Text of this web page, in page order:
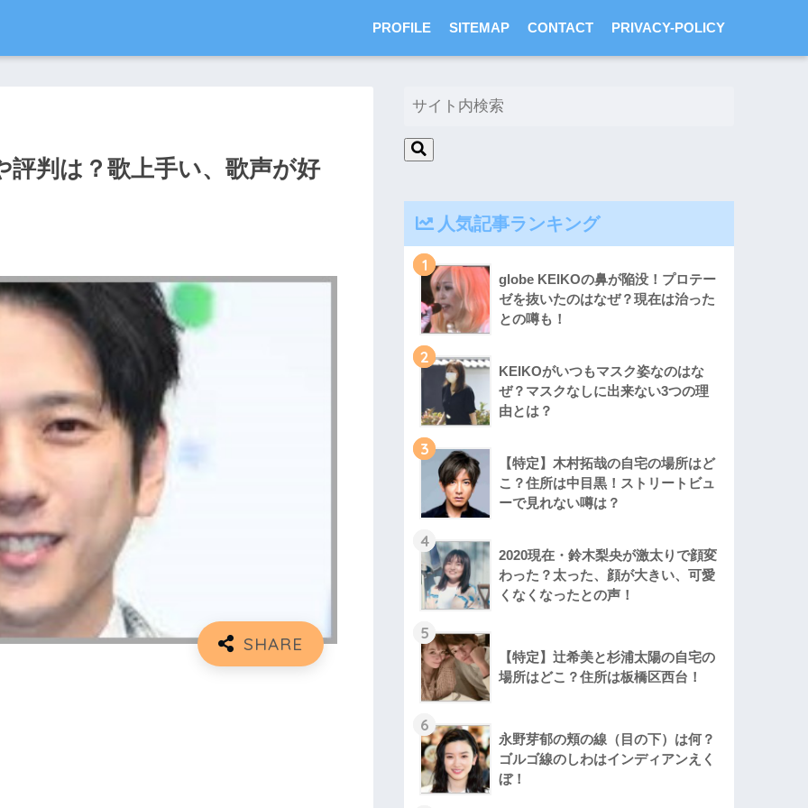
PROFILE SITEMAP CONTACT PRIVACY-POLICY
評判は？歌上手い、歌声が好
人気記事ランキング
1
globe KEIKOの鼻が陥没！プロテー
ゼを抜いたのはなぜ？現在は治った
との噂も！
2
KEIKOがいつもマスク姿なのはな
ぜ？マスクなしに出来ない3つの理
由とは？
3
【特定】木村拓哉の自宅の場所はど
こ？住所は中目黒！ストリートビュ
ーで見れない噂は？
4
2020現在・鈴木梨央が激太りで顔変
わった？太った、顔が大きい、可愛
くなくなったとの声！
5
【特定】辻希美と杉浦太陽の自宅の
場所はどこ？住所は板橋区西台！
6
永野芽郁の頬の線（目の下）は何？
ゴルゴ線のしわはインディアンえく
ぼ！